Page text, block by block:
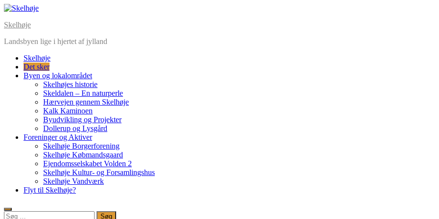
Skip
content
Skelhøje
Landsbyen lige i hjertet af jylland
Skelhøje
Det sker
Byen og lokalområdet
Skelhøjes historie
Skeldalen – En naturperle
Hærvejen gennem Skelhøje
Kalk Kaminoen
Byudvikling og Projekter
Dollerup og Lysgård
Foreninger og Aktiver
Skelhøje Borgerforening
Skelhøje Købmandsgaard
Ejendomsselskabet Volden 2
Skelhøje Kultur- og Forsamlingshus
Skelhøje Vandværk
Flyt til Skelhøje?
Søg